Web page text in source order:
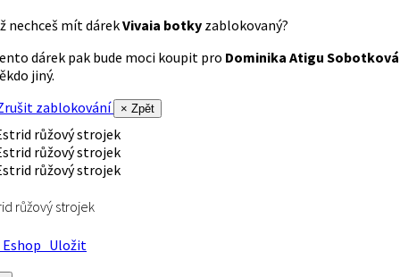
nechceš mít dárekVivaia botky zablokovaný?
dárek pak bude moci koupit pro Dominika Atigu Sobotková
jiný.
zablokování
× Zpět
růžový strojek
Uložit